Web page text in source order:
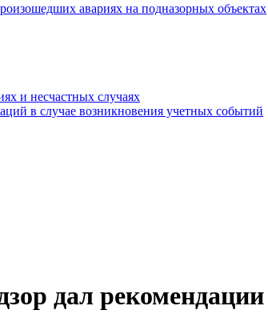
авариях на подназорных объектах
и несчастных случаях
в случае возникновения учетных событий
дал